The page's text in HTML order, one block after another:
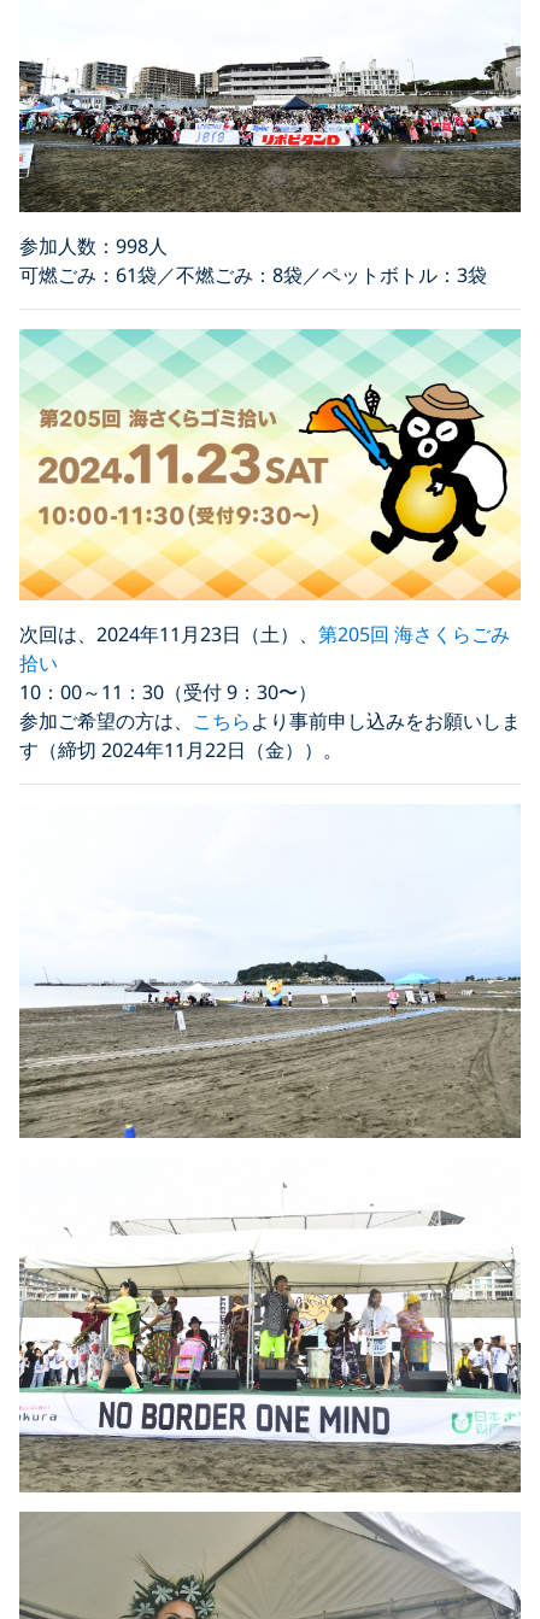
参加人数：998人
可燃ごみ：61袋／不燃ごみ：8袋／ペットボトル：3袋
次回は、2024年11月23日（土）、 第205回 海さくらごみ
拾い
10：00～11：30（受付 9：30〜）
参加ご希望の方は、 こちらより事前申し込みをお願いしま
す（締切 2024年11月22日（金））。